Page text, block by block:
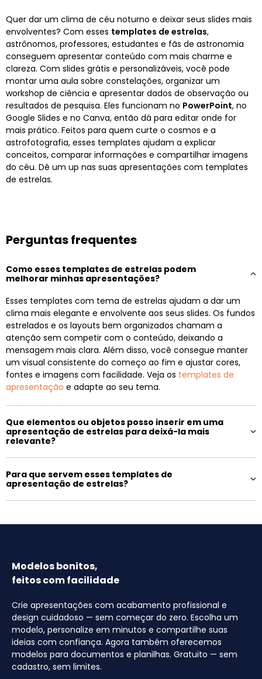
Quer dar um clima de céu noturno e deixar seus slides mais
envolventes? Com esses templates de estrelas,
astrônomos, professores, estudantes e fãs de astronomia
conseguem apresentar conteúdo com mais charme e
clareza. Com slides grátis e personalizáveis, você pode
montar uma aula sobre constelações, organizar um
workshop de ciência e apresentar dados de observação ou
resultados de pesquisa. Eles funcionam no PowerPoint, no
Google Slides e no Canva, então dá para editar onde for
mais prático. Feitos para quem curte o cosmos e a
astrofotografia, esses templates ajudam a explicar
conceitos, comparar informações e compartilhar imagens
do céu. Dê um up nas suas apresentações com templates
de estrelas.
Perguntas frequentes
Como esses templates de estrelas podem
melhorar minhas apresentações?
Esses templates com tema de estrelas ajudam a dar um
clima mais elegante e envolvente aos seus slides. Os fundos
estrelados e os layouts bem organizados chamam a
atenção sem competir com o conteúdo, deixando a
mensagem mais clara. Além disso, você consegue manter
um visual consistente do começo ao fim e ajustar cores,
fontes e imagens com facilidade. Veja os templates de
apresentação e adapte ao seu tema.
Que elementos ou objetos posso inserir em uma
apresentação de estrelas para deixá-la mais
relevante?
Para que servem esses templates de
apresentação de estrelas?
Modelos bonitos,
feitos com facilidade
Crie apresentações com acabamento profissional e
design cuidadoso — sem começar do zero. Escolha um
modelo, personalize em minutos e compartilhe suas
ideias com confiança. Agora também oferecemos
modelos para documentos e planilhas. Gratuito — sem
cadastro, sem limites.